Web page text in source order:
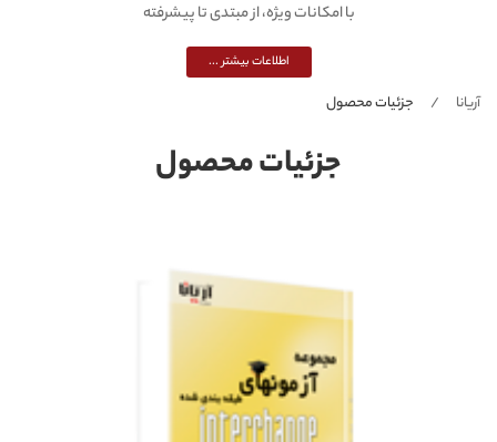
با امکانات ویژه، از مبتدی تا پیشرفته
اطلاعات بیشتر ...
جزئیات محصول
آریانا جزئیات محصول